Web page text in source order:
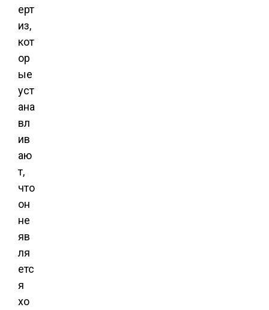
ерт
из,
кот
ор
ые
уст
ана
вл
ив
аю
т,
что
он
не
яв
ля
етс
я
хо